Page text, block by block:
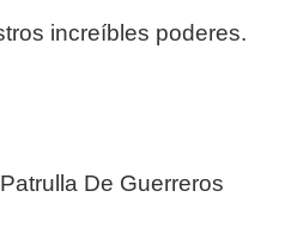
increíbles poderes.
De Guerreros